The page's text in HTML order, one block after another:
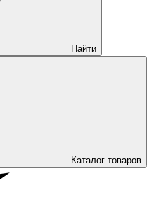
Найти
Каталог товаров